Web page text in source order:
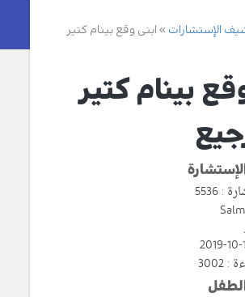
الإستشارات
ابنى وقع بينام كتير
بينام كتير
: 5536
3002